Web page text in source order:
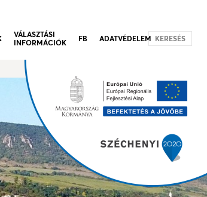
VÁLASZTÁSI
INFORMÁCIÓK
FB ADATVÉDELEM KERESÉS